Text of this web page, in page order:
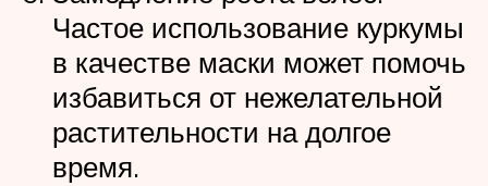
Частое использование куркумы
в качестве маски может помочь
избавиться от нежелательной
растительности на долгое
время.